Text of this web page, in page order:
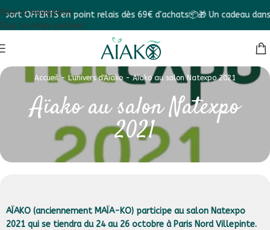
Skip to navigation
Skip to main content
OFFERTS en point relais dès 69€ d'achats📦🎁 Un cadeau dans
Accueil - L'univers d'Aïako-Aïako au salon Natexpo 2021
Aïako au salon Natexpo
2021
AÏAKO (anciennement MAÏA-KO) participe au salon Natexpo
2021 qui se tiendra du 24 au 26 octobre à Paris Nord Villepinte.